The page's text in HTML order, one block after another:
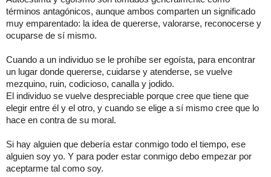
términos antagónicos, aunque ambos comparten un significado
muy emparentado: la idea de quererse, valorarse, reconocerse y
ocuparse de sí mismo.
Cuando a un individuo se le prohíbe ser egoísta, para encontrar
un lugar donde quererse, cuidarse y atenderse, se vuelve
mezquino, ruin, codicioso, canalla y jodido.
El individuo se vuelve despreciable porque cree que tiene que
elegir entre él y el otro, y cuando se elige a sí mismo cree que lo
hace en contra de su moral.
Si hay alguien que debería estar conmigo todo el tiempo, ese
alguien soy yo. Y para poder estar conmigo debo empezar por
aceptarme tal como soy.